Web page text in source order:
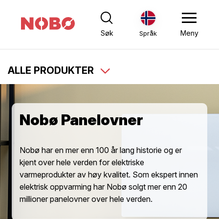
Søk Språk Meny
ALLE PRODUKTER
Nobø Panelovner
Nobø har en mer enn 100 år lang historie og er
kjent over hele verden for elektriske
varmeprodukter av høy kvalitet. Som ekspert innen
elektrisk oppvarming har Nobø solgt mer enn 20
millioner panelovner over hele verden.